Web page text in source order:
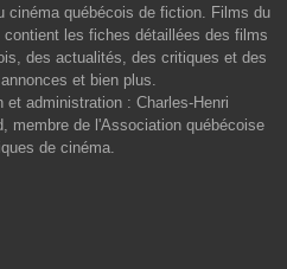
cinéma québécois de fiction. Films du
contient les fiches détaillées des films
des actualités, des critiques et des
et bien plus.
et administration : Charles-Henri
membre de l'Association québécoise
de cinéma.